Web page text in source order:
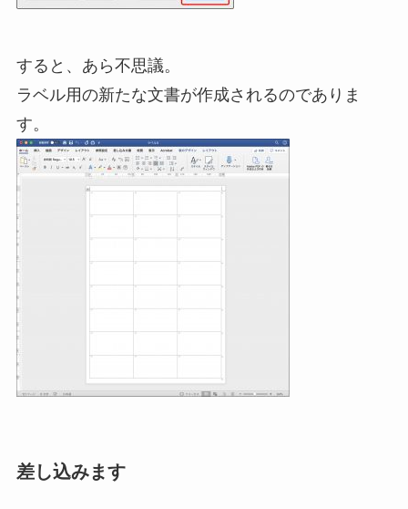
すると、あら不思議。
ラベル用の新たな文書が作成されるのでありま
す。
差し込みます